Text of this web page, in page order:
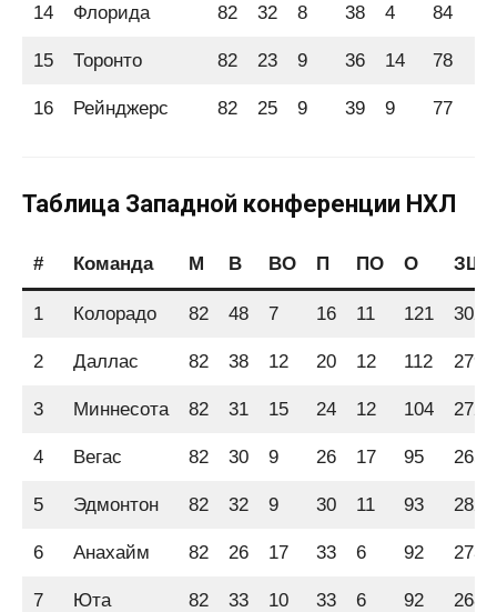
14 Флорида 82 32 8 38 4 84
15 Торонто 82 23 9 36 14 78
16 Рейнджерс 82 25 9 39 9 77
Таблица Западной конференции НХЛ
# Команда М В ВО П ПО О ЗШ
1 Колорадо 82 48 7 16 11 121 302
2 Даллас 82 38 12 20 12 112 279
3 Миннесота 82 31 15 24 12 104 272
4 Вегас 82 30 9 26 17 95 265
5 Эдмонтон 82 32 9 30 11 93 282
6 Анахайм 82 26 17 33 6 92 273
7 Юта 82 33 10 33 6 92 268